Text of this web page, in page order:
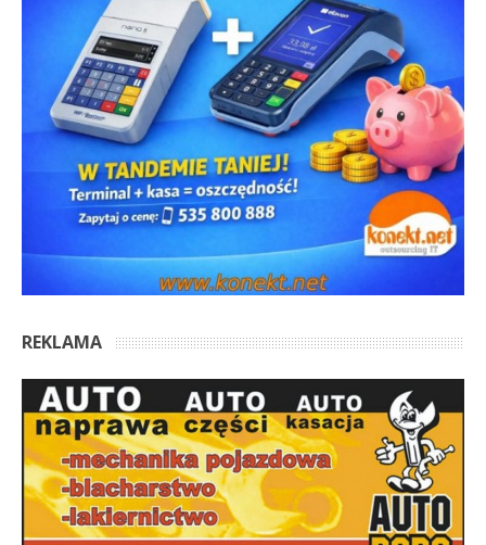
REKLAMA